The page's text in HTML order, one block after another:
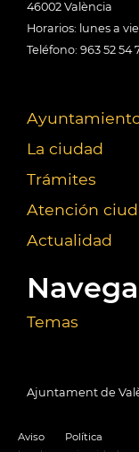
46002 València
Horarios: lunes a
Teléfono: 963 52 54
La ciudad
Trámites
Atención
Actualidad
Temas
Ajuntament de
Aviso
Política